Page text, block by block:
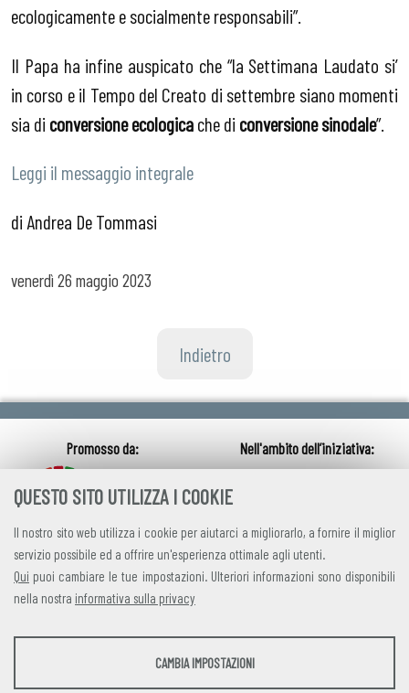
QUESTO SITO UTILIZZA I COOKIE
Il nostro sito web utilizza i cookie per aiutarci a migliorarlo, a fornire il miglior
servizio possibile ed a offrire un'esperienza ottimale agli utenti.
Qui puoi cambiare le tue impostazioni. Ulteriori informazioni sono disponibili
nella nostra informativa sulla privacy
STATISTICHE
CAMBIA IMPOSTAZIONI
ecologicamente e socialmente responsabili”.
Il Papa ha infine auspicato che “la Settimana Laudato si’
in corso e il Tempo del Creato di settembre siano momenti
sia di conversione ecologicache di conversione sinodale”.
Leggi il messaggio integrale
di Andrea De Tommasi
venerdì 26 maggio 2023
Indietro
credits|privacy|contatti
Alleanza Italiana per lo Sviluppo Sostenibile